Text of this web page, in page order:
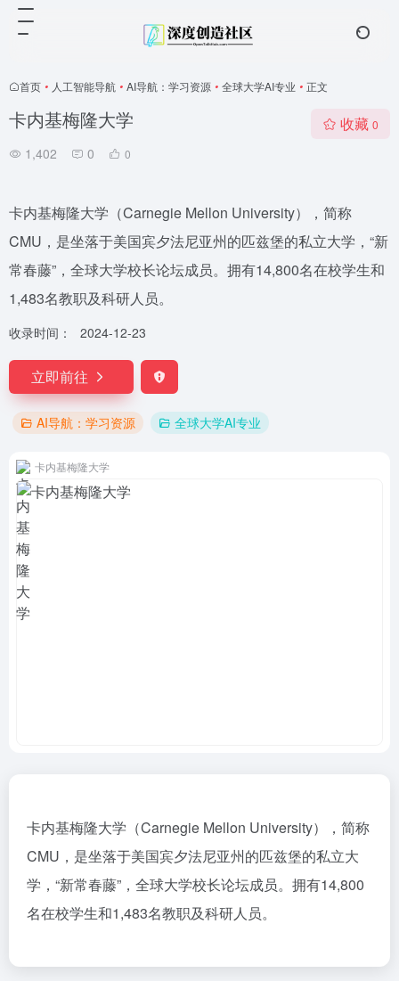
首页 • 人工智能导航 • AI导航：学习资源 • 全球大学AI专业 • 正文
卡内基梅隆大学
1,402 0 0
收藏 0
卡内基梅隆大学（Carnegie Mellon University），简称
CMU，是坐落于美国宾夕法尼亚州的匹兹堡的私立大学，“新
常春藤”，全球大学校长论坛成员。拥有14,800名在校学生和
1,483名教职及科研人员。
收录时间： 2024-12-23
立即前往
AI导航：学习资源 全球大学AI专业
卡内基梅隆大学
卡内基梅隆大学（Carnegie Mellon University），简称
CMU，是坐落于美国宾夕法尼亚州的匹兹堡的私立大
学，“新常春藤”，全球大学校长论坛成员。拥有14,800
名在校学生和1,483名教职及科研人员。